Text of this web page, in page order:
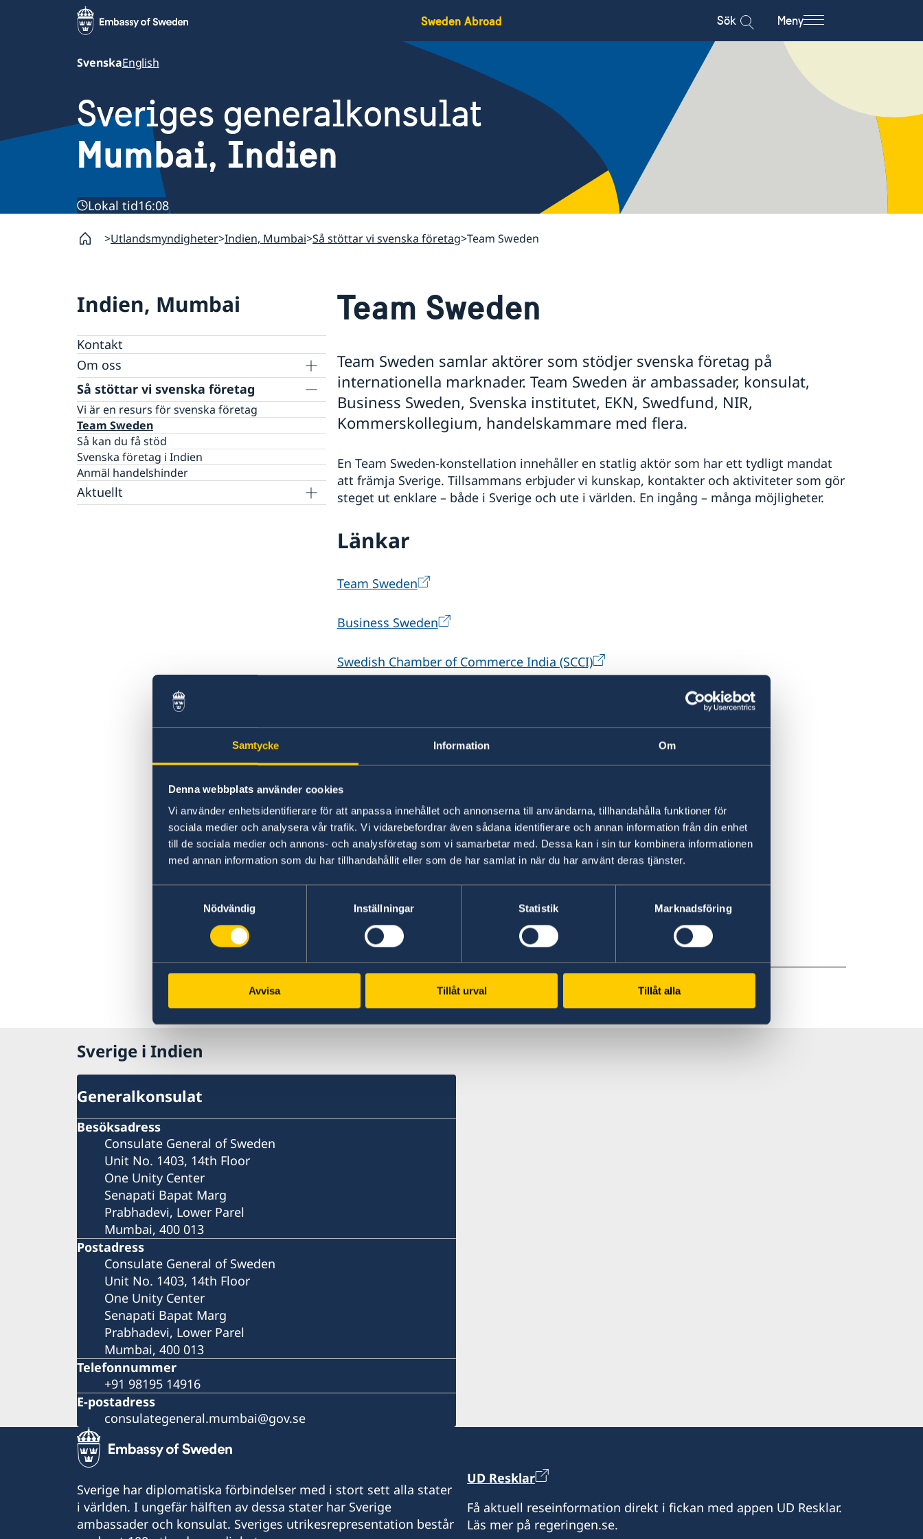
Samtycke Information Om
Denna webbplats använder cookies
Vi använder enhetsidentifierare för att anpassa innehållet och annonserna till användarna, tillhandahålla funktioner för
sociala medier och analysera vår trafik. Vi vidarebefordrar även sådana identifierare och annan information från din enhet
till de sociala medier och annons- och analysföretag som vi samarbetar med. Dessa kan i sin tur kombinera informationen
med annan information som du har tillhandahållit eller som de har samlat in när du har använt deras tjänster.
Nödvändig
Inställningar Statistik Marknadsföring
Avvisa Tillåt urval Tillåt alla
Sweden Abroad Sök Meny
SvenskaEnglish
Sveriges generalkonsulat
Mumbai, Indien
Lokal tid16:08
Utlandsmyndigheter Indien, Mumbai Så stöttar vi svenska företag Team Sweden
Indien, Mumbai
Kontakt
Om oss
Personal
Affärsguide Sverige–Indien 2025
Affärsklimatstudie 2025/2026
Rösta i Indien
Så stöttar vi svenska företag
Vi är en resurs för svenska företag
Team Sweden
Så kan du få stöd
Svenska företag i Indien
Anmäl handelshinder
Aktuellt
Team Sweden
Team Sweden samlar aktörer som stödjer svenska företag på
internationella marknader. Team Sweden är ambassader, konsulat,
Business Sweden, Svenska institutet, EKN, Swedfund, NIR,
Kommerskollegium, handelskammare med flera.
En Team Sweden-konstellation innehåller en statlig aktör som har ett tydligt mandat
att främja Sverige. Tillsammans erbjuder vi kunskap, kontakter och aktiviteter som gör
steget ut enklare – både i Sverige och ute i världen. En ingång – många möjligheter.
Länkar
Team Sweden
Business Sweden
Swedish Chamber of Commerce India (SCCI)
Svenska Institutet
Swedfund
NIR
Sharingsweden.se
Senast uppdaterad 18 dec. 2025, 12.58
Sverige i Indien
Generalkonsulat
Besöksadress
Consulate General of Sweden
Unit No. 1403, 14th Floor
One Unity Center
Senapati Bapat Marg
Prabhadevi, Lower Parel
Mumbai, 400 013
Postadress
Consulate General of Sweden
Unit No. 1403, 14th Floor
One Unity Center
Senapati Bapat Marg
Prabhadevi, Lower Parel
Mumbai, 400 013
Telefonnummer
+91 98195 14916
E-postadress
consulategeneral.mumbai@gov.se
Sverige har diplomatiska förbindelser med i stort sett alla stater
i världen. I ungefär hälften av dessa stater har Sverige
ambassader och konsulat. Sveriges utrikesrepresentation består
UD Resklar
Få aktuell reseinformation direkt i fickan med appen UD Resklar.
Läs mer på regeringen.se.